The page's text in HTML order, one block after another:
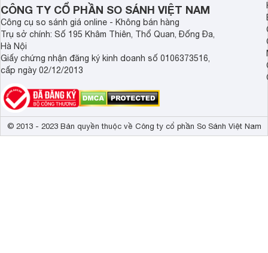
CÔNG TY CỔ PHẦN SO SÁNH VIỆT NAM
Công cụ so sánh giá online - Không bán hàng
Trụ sở chính: Số 195 Khâm Thiên, Thổ Quan, Đống Đa,
Hà Nội
Giấy chứng nhận đăng ký kinh doanh số 0106373516,
cấp ngày 02/12/2013
© 2013 - 2023 Bản quyền thuộc về Công ty cổ phần So Sánh Việt Nam